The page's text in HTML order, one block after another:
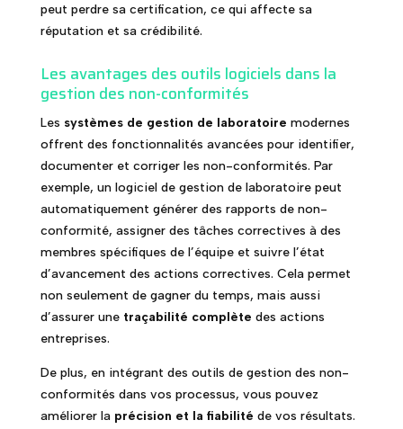
peut perdre sa certification, ce qui affecte sa
réputation et sa crédibilité.
Les avantages des outils logiciels dans la
gestion des non-conformités
Les systèmes de gestion de laboratoire modernes
offrent des fonctionnalités avancées pour identifier,
documenter et corriger les non-conformités. Par
exemple, un logiciel de gestion de laboratoire peut
automatiquement générer des rapports de non-
conformité, assigner des tâches correctives à des
membres spécifiques de l’équipe et suivre l’état
d’avancement des actions correctives. Cela permet
non seulement de gagner du temps, mais aussi
d’assurer une traçabilité complète des actions
entreprises.
De plus, en intégrant des outils de gestion des non-
conformités dans vos processus, vous pouvez
améliorer la précision et la fiabilité de vos résultats.